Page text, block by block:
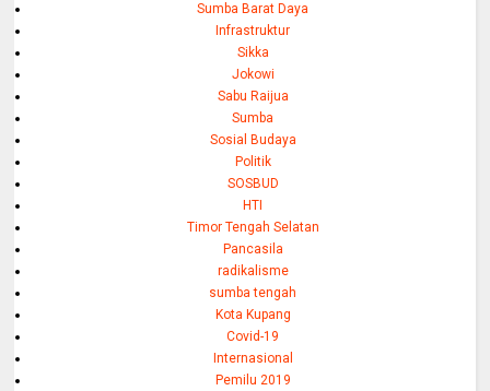
Sumba Barat Daya
Infrastruktur
Sikka
Jokowi
Sabu Raijua
Sumba
Sosial Budaya
Politik
SOSBUD
HTI
Timor Tengah Selatan
Pancasila
radikalisme
sumba tengah
Kota Kupang
Covid-19
Internasional
Pemilu 2019